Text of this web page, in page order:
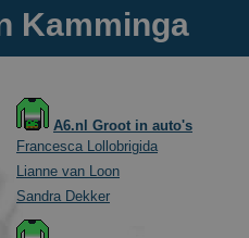
A6.nl Groot in auto's
Francesca Lollobrigida
Lianne van Loon
Sandra Dekker